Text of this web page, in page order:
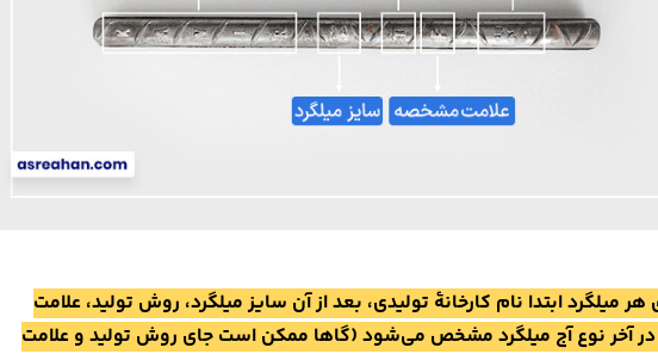
میلگرد ابتدا نام کارخانۀ تولیدی، بعد از آن سایز میلگرد، روش تولید، علامت
آخر نوع آج میلگرد مشخص می‌شود (گاها ممکن است جای روش تولید و علامت